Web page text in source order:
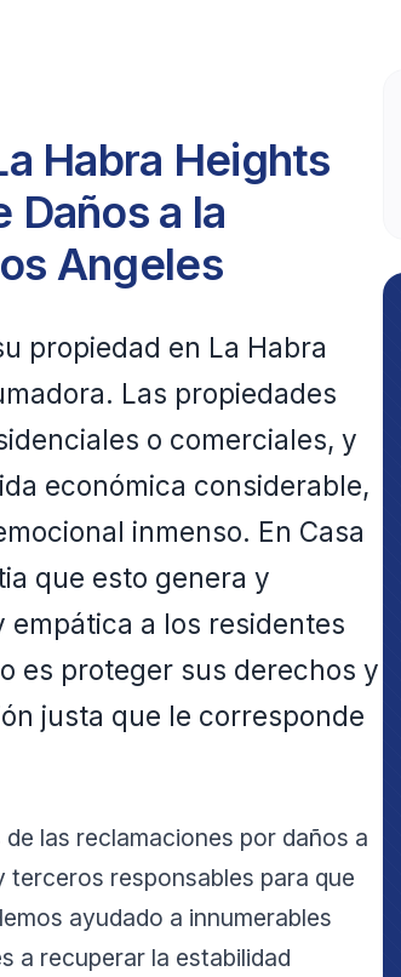
Habra Heights
a la
Angeles
propiedad en La Habra
Las propiedades
o comerciales, y
económica considerable,
inmenso. En Casa
que esto genera y
a los residentes
es proteger sus derechos y
justa que le corresponde
las reclamaciones por daños a
terceros responsables para que
ayudado a innumerables
a recuperar la estabilidad